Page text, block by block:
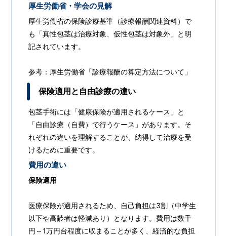
厚生労働省・学会の見解
厚生労働省の保険診療基準（診療報酬関連資料）で
も「真性包茎は治療対象、仮性包茎は対象外」と明
記されています。
参考：厚生労働省「診療報酬の算定方法について 」
保険適用と自由診療の違い
包茎手術には「健康保険が適用されるケース」と
「自由診療（自費）で行うケース」があります。そ
れぞれの違いを理解することが、納得して治療を受
けるために重要です。
費用の違い
保険適用
医療保険が適用されるため、自己負担は3割（中学生
以下や高齢者は軽減あり）となります。費用は数千
円～1万円台程度に収まることが多く、経済的な負担